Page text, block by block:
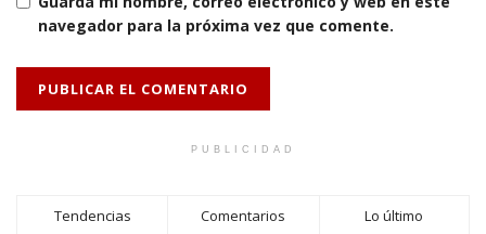
navegador para la próxima vez que comente.
PUBLICIDAD
Tendencias Comentarios Lo último